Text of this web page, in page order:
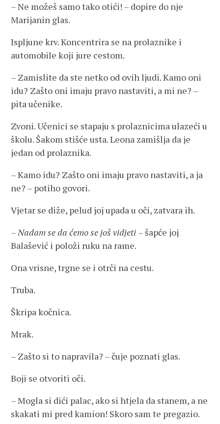
– Ne možeš samo tako otići! – dopire do nje
Marijanin glas.
Ispljune krv. Koncentrira se na prolaznike i
automobile koji jure cestom.
– Zamislite da ste netko od ovih ljudi. Kamo oni
idu? Zašto oni imaju pravo nastaviti, a mi ne? –
pita učenike.
Zvoni. Učenici se stapaju s prolaznicima ulazeći u
školu. Šakom stišće usta. Leona zamišlja da je
jedan od prolaznika.
– Kamo idu? Zašto oni imaju pravo nastaviti, a ja
ne? – potiho govori.
Vjetar se diže, pelud joj upada u oči, zatvara ih.
–Nadam se da ćemo se još vidjeti – šapće joj
Balašević i položi ruku na rame.
Ona vrisne, trgne se i otrči na cestu.
Truba.
Škripa kočnica.
Mrak.
– Zašto si to napravila? – čuje poznati glas.
Boji se otvoriti oči.
– Mogla si dići palac, ako si htjela da stanem, a ne
skakati mi pred kamion! Skoro sam te pregazio.